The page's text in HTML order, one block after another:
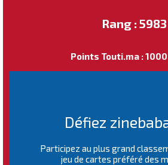
Rang : 5983
Points Touti.ma :
Défiez
Participez au plus grand
jeu de cartes préféré des